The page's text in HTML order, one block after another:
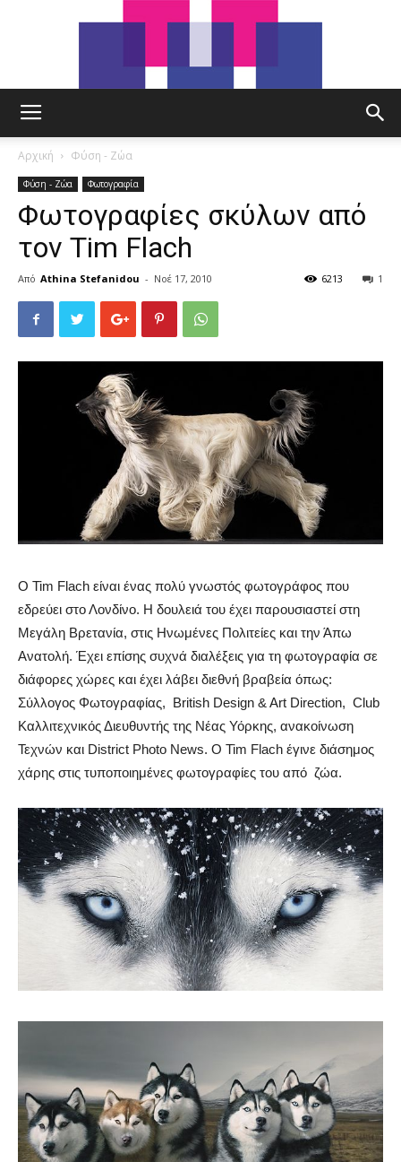
Αρχική Φύση - Ζώα
Φύση - Ζώα Φωτογραφία
Φωτογραφίες σκύλων από
τον Tim Flach
Από Athina Stefanidou - Νοέ 17, 2010 1
6213
Ο Tim Flach είναι ένας πολύ γνωστός φωτογράφος που
εδρεύει στο Λονδίνο. Η δουλειά του έχει παρουσιαστεί στη
Μεγάλη Βρετανία, στις Ηνωμένες Πολιτείες και την Άπω
Ανατολή. Έχει επίσης συχνά διαλέξεις για τη φωτογραφία σε
διάφορες χώρες και έχει λάβει διεθνή βραβεία όπως:
Σύλλογος Φωτογραφίας, British Design & Art Direction, Club
Καλλιτεχνικός Διευθυντής της Νέας Υόρκης, ανακοίνωση
Τεχνών και District Photo News. Ο Tim Flach έγινε διάσημος
χάρης στις τυποποιημένες φωτογραφίες του από ζώα.